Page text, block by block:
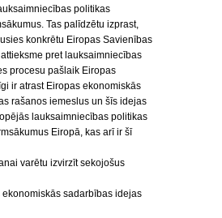
politikas
Tas palīdzētu izprast,
konkrētu Eiropas Savienības
pret lauksaimniecības
procesu pašlaik Eiropas
ir atrast Eiropas ekonomiskās
rašanos iemeslus un šīs idejas
lauksaimniecības politikas
Eiropā, kas arī ir šī
varētu izvirzīt sekojošus
ekonomiskās sadarbības idejas